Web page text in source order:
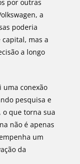
por outras
a
poderia
mas a
a longo
conexão
pesquisa e
o que torna sua
não é apenas
um
da